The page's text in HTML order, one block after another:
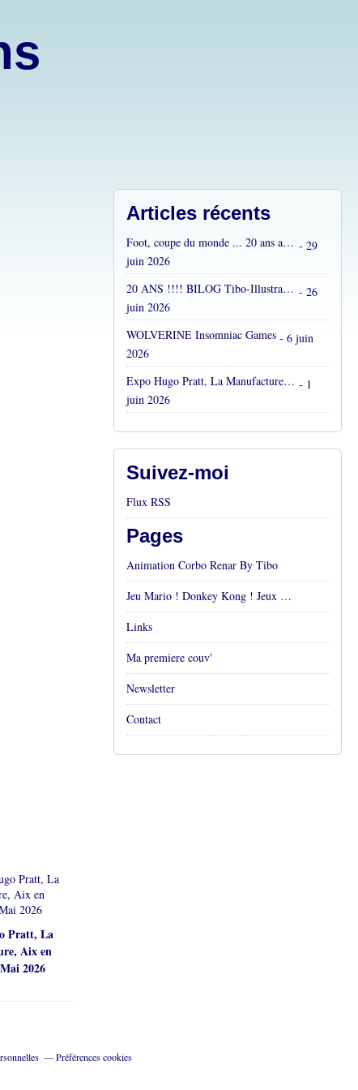
Pratt, La
Aix en
2026
Articles récents
Foot, coupe du monde ... 20 ans après... - 29
juin 2026
20 ANS !!!! BILOG Tibo-Illustrations !! C'est fou ! - 26
juin 2026
WOLVERINE Insomniac Games - 6 juin
2026
Expo Hugo Pratt, La Manufacture, Aix en Provence, Mai 2026 - 1
juin 2026
Suivez-moi
Flux RSS
Pages
Animation Corbo Renar By Tibo
Jeu Mario ! Donkey Kong ! Jeux vidéos Rétro !
Links
Ma premiere couv'
Newsletter
Contact
Préférences cookies